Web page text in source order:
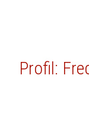
Profil: